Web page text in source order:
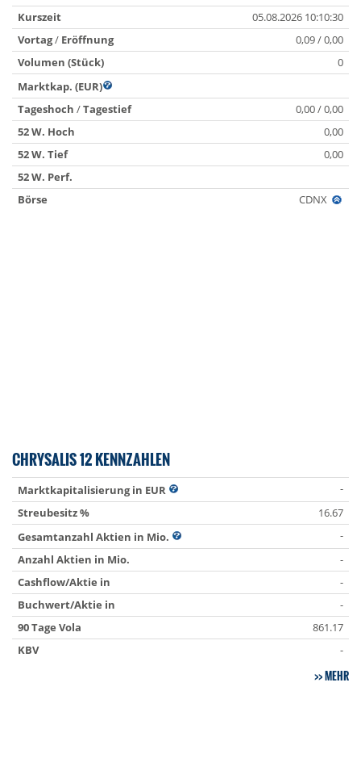
Kurszeit
05.08.2026 10:10:30
Vortag/ Eröffnung
0,09 / 0,00
Volumen (Stück)
0
Marktkap. (EUR)
Tageshoch /Tagestief
0,00 / 0,00
52 W. Hoch
0,00
52 W. Tief
0,00
52 W. Perf.
Börse
CDNX
CHRYSALIS 12 KENNZAHLEN
Marktkapitalisierung in EUR
-
Streubesitz %
16.67
Gesamtanzahl Aktien in Mio.
-
Anzahl Aktien in Mio.
-
Cashflow/Aktie in
-
Buchwert/Aktie in
-
90 Tage Vola
861.17
KBV
-
MEHR